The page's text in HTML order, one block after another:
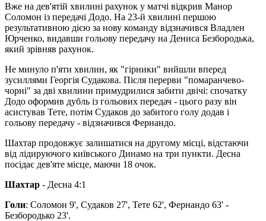
Вже на дев'ятій хвилині рахунок у матчі відкрив Манор
Соломон із передачі Додо. На 23-й хвилині першою
результативною дією за нову команду відзначився Владлен
Юрченко, видавши гольову передачу на Дениса Безбородька,
який зрівняв рахунок.
Не минуло п'яти хвилин, як "гірники" вийшли вперед
зусиллями Георгія Судакова. Після перерви "помаранчево-
чорні" за дві хвилини примудрилися забити двічі: спочатку
Додо оформив дубль із гольових передач - цього разу він
асистував Тете, потім Судаков до забитого голу додав і
гольову передачу - відзначився Фернандо.
Шахтар продовжує залишатися на другому місці, відстаючи
від лідируючого київського Динамо на три пункти. Десна
посідає дев'яте місце, маючи 18 очок.
Шахтар - Десна 4:1
Голи: Соломон 9', Судаков 27', Тете 62', Фернандо 63' -
Безбородько 23'.